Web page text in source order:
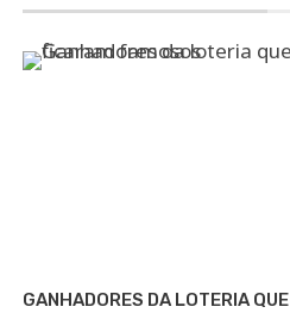
GANHADORES DA LOTERIA QUE